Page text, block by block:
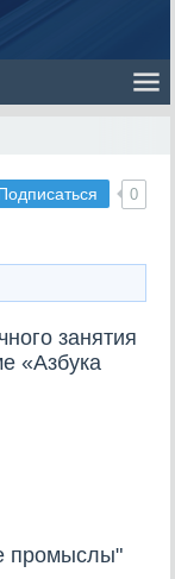
0
занятия
«Азбука
промыслы"